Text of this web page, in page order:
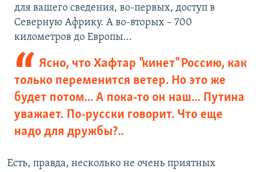
для вашего сведения, во-первых, доступ в
Северную Африку. А во-вторых – 700
километров до Европы...
Ясно, что Хафтар "кинет" Россию, как
только переменится ветер. Но это же
будет потом... А пока-то он наш... Путина
уважает. По-русски говорит. Что еще
надо для дружбы?..
Есть, правда, несколько не очень приятных